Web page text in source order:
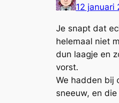
12 januari
Je snapt dat
helemaal niet
dun laagje en
vorst.
We hadden bij
sneeuw, en